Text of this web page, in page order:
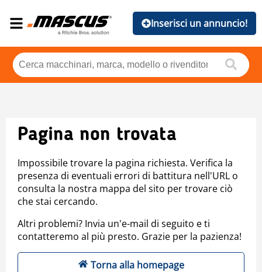
Inserisci un annuncio!
Pagina non trovata
Impossibile trovare la pagina richiesta. Verifica la
presenza di eventuali errori di battitura nell'URL o
consulta la nostra mappa del sito per trovare ciò
che stai cercando.
Altri problemi? Invia un'e-mail di seguito e ti
contatteremo al più presto. Grazie per la pazienza!
Torna alla homepage